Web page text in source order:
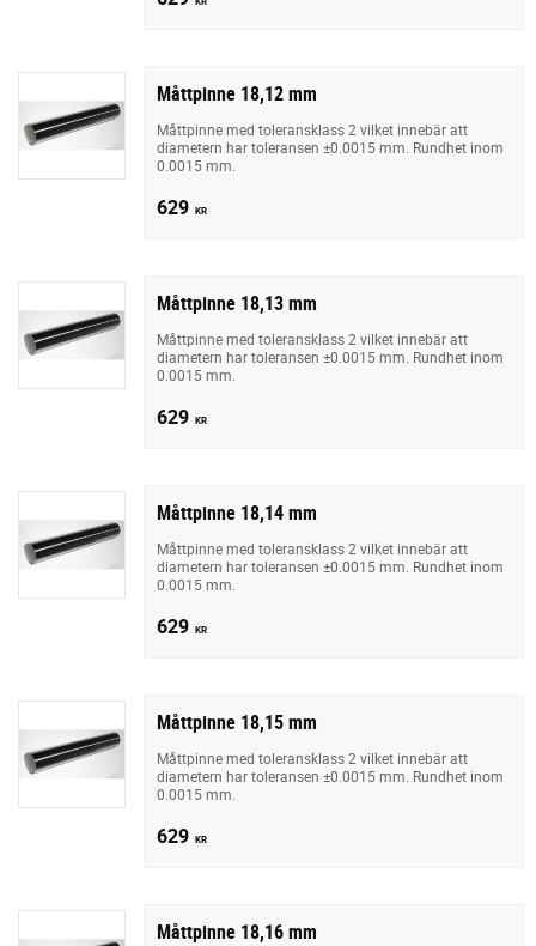
Måttpinne 18,12 mm
Måttpinne med toleransklass 2 vilket innebär att
diametern har toleransen ±0.0015 mm. Rundhet inom
0.0015 mm.
629 KR
Måttpinne 18,13 mm
Måttpinne med toleransklass 2 vilket innebär att
diametern har toleransen ±0.0015 mm. Rundhet inom
0.0015 mm.
629 KR
Måttpinne 18,14 mm
Måttpinne med toleransklass 2 vilket innebär att
diametern har toleransen ±0.0015 mm. Rundhet inom
0.0015 mm.
629 KR
Måttpinne 18,15 mm
Måttpinne med toleransklass 2 vilket innebär att
diametern har toleransen ±0.0015 mm. Rundhet inom
0.0015 mm.
629 KR
Måttpinne 18,16 mm